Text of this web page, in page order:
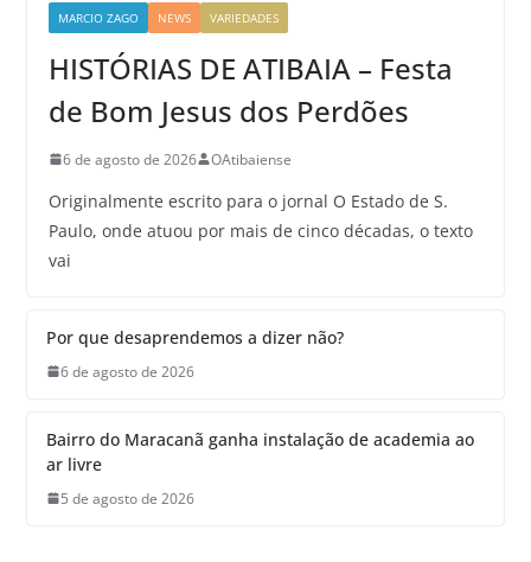
MARCIO ZAGO NEWS VARIEDADES
HISTÓRIAS DE ATIBAIA – Festa
de Bom Jesus dos Perdões
6 de agosto de 2026 OAtibaiense
Originalmente escrito para o jornal O Estado de S.
Paulo, onde atuou por mais de cinco décadas, o texto
vai
Por que desaprendemos a dizer não?
6 de agosto de 2026
Bairro do Maracanã ganha instalação de academia ao
ar livre
5 de agosto de 2026